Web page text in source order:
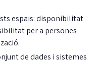
espais: disponibilitat
per a persones
de dades i sistemes